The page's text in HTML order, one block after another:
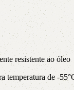
resistente ao óleo
temperatura de -